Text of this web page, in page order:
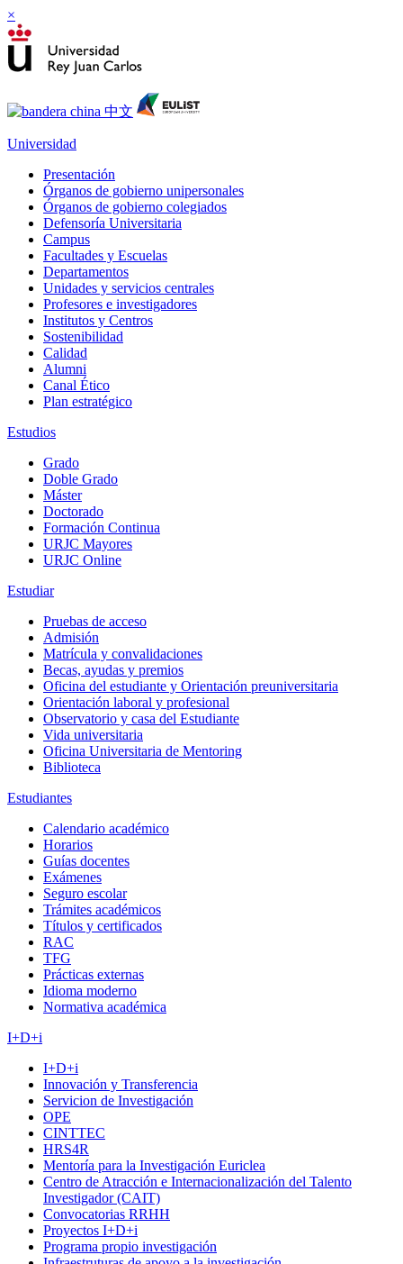
×
Universidad
Presentación
Órganos de gobierno unipersonales
Órganos de gobierno colegiados
Defensoría Universitaria
Campus
Facultades y Escuelas
Departamentos
Unidades y servicios centrales
Profesores e investigadores
Institutos y Centros
Sostenibilidad
Calidad
Alumni
Canal Ético
Plan estratégico
Estudios
Grado
Doble Grado
Máster
Doctorado
Formación Continua
URJC Mayores
URJC Online
Estudiar
Pruebas de acceso
Admisión
Matrícula y convalidaciones
Becas, ayudas y premios
Oficina del estudiante y Orientación preuniversitaria
Orientación laboral y profesional
Observatorio y casa del Estudiante
Vida universitaria
Oficina Universitaria de Mentoring
Biblioteca
Estudiantes
Calendario académico
Horarios
Guías docentes
Exámenes
Seguro escolar
Trámites académicos
Títulos y certificados
RAC
TFG
Prácticas externas
Idioma moderno
Normativa académica
I+D+i
I+D+i
Innovación y Transferencia
Servicion de Investigación
OPE
CINTTEC
HRS4R
Mentoría para la Investigación Euriclea
Centro de Atracción e Internacionalización del Talento
Investigador (CAIT)
Convocatorias RRHH
Proyectos I+D+i
Programa propio investigación